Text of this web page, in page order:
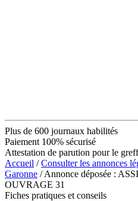
Plus de 600 journaux habilités
Paiement 100% sécurisé
Attestation de parution pour le
Accueil /Consulter les annonces
Garonne / Annonce déposée :
OUVRAGE 31
Fiches pratiques et conseils